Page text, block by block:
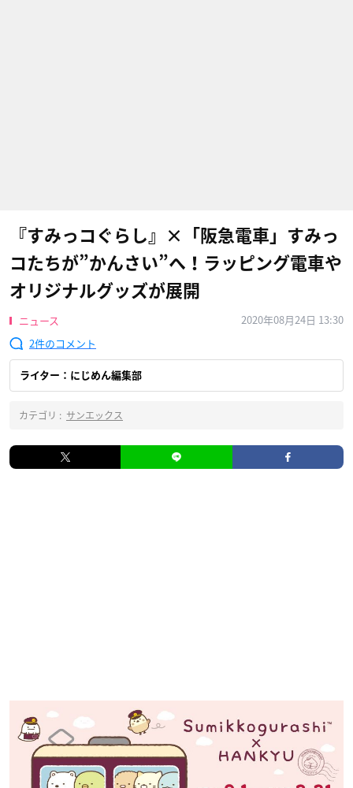
『すみっコぐらし』×「阪急電車」すみっ
コたちが”かんさい”へ！ラッピング電車や
オリジナルグッズが展開
ニュース
2020年08月24日 13:30
2
ライター：にじめん編集部
カテゴリ : サンエックス